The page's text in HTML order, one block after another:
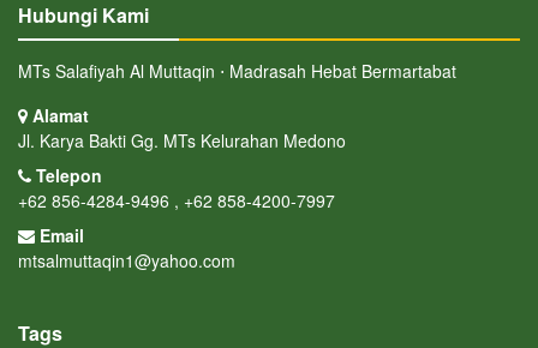
Hubungi Kami
MTs Salafiyah Al Muttaqin ⋅ Madrasah Hebat Bermartabat
Alamat
Jl. Karya Bakti Gg. MTs Kelurahan Medono
Telepon
+62 856-4284-9496 , +62 858-4200-7997
Email
mtsalmuttaqin1@yahoo.com
Tags